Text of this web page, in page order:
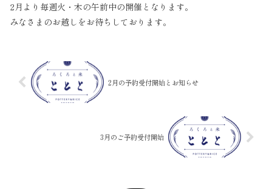
2月より毎週火・木の午前中の開催となります。
みなさまのお越しをお待ちしております。
2月の予約受付開始とお知らせ
3月のご予約受付開始